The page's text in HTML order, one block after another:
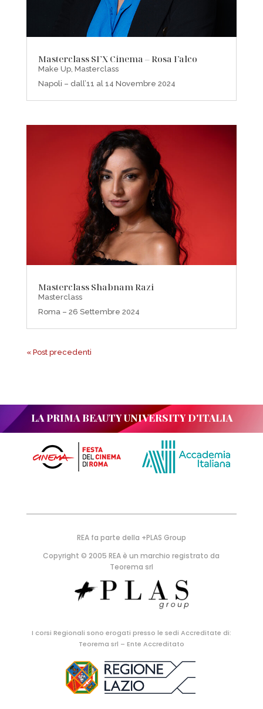
Masterclass SFX Cinema – Rosa Falco
Make Up, Masterclass
Napoli – dall’11 al 14 Novembre 2024
Masterclass Shabnam Razi
Masterclass
Roma – 26 Settembre 2024
« Post precedenti
LA PRIMA BEAUTY UNIVERSITY D'ITALIA
REA fa parte della +PLAS Group
Copyright © 2005 REA è un marchio registrato da
Teorema srl
I corsi Regionali sono erogati presso le sedi Accreditate di:
Teorema srl – Ente Accreditato